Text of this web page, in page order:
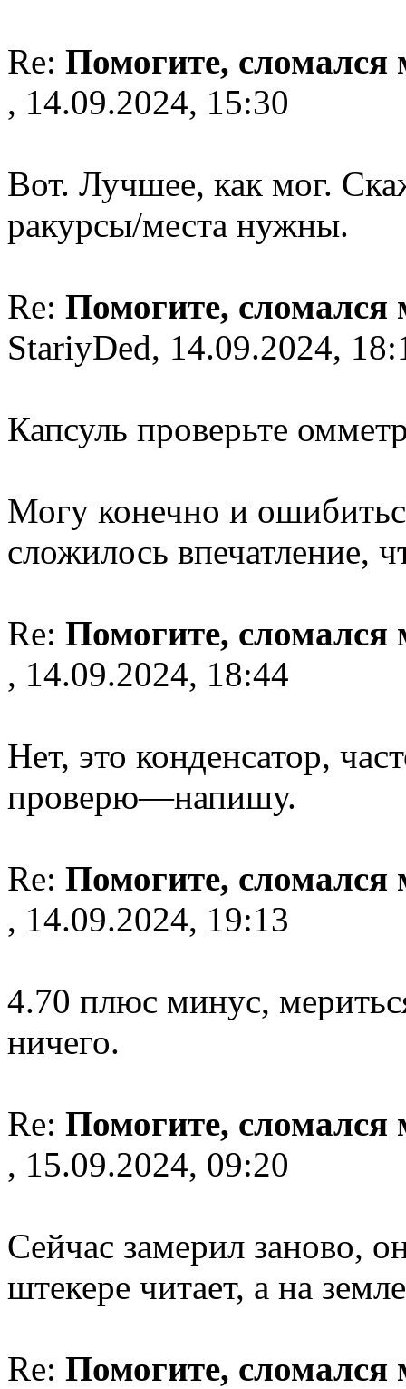
Re: Помогите,
, 14.09.2024, 15:30
Вот. Лучшее, как мог.
ракурсы/места нужны.
Re: Помогите,
StariyDed, 14.09.2024,
Капсуль проверьте
Могу конечно и
сложилось впечатление,
Re: Помогите,
, 14.09.2024, 18:44
Нет, это конденсатор,
проверю—напишу.
Re: Помогите,
, 14.09.2024, 19:13
4.70 плюс минус,
ничего.
Re: Помогите,
, 15.09.2024, 09:20
Сейчас замерил заново,
штекере читает, а на
Re: Помогите,